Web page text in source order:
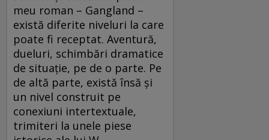
meu roman – Gangland –
există diferite niveluri la care
poate fi receptat. Aventură,
dueluri, schimbări dramatice
de situaţie, pe de o parte. Pe
de altă parte, există însă şi
un nivel construit pe
conexiuni intertextuale,
trimiteri la unele piese